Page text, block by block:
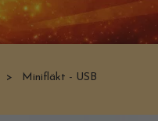
Minifläkt - USB